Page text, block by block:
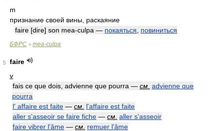
m
признание своей вины, раскаяние
faire [dire] son mea-culpa — покаяться повиниться
БФРС > mea-culpa
5
faire
v
fais ce que dois, advienne que pourra — см. advienne que
pourra
l' affaire est faite — см. l'affaire est faite
aller s'asseoir se faire fiche — см. aller s'asseoir
faire vibrer l'âme — см. remuer l'âme